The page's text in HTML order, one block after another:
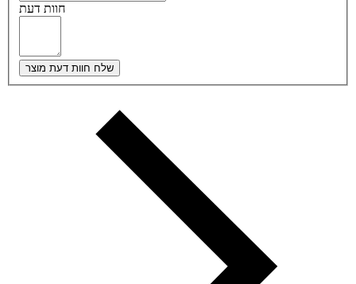
חוות דעת
שלח חוות דעת מוצר